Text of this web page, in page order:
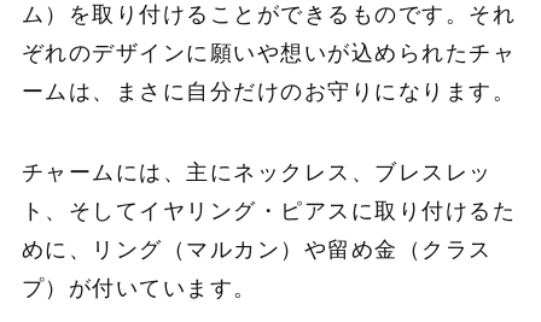
ム）を取り付けることができるものです。それ
ぞれのデザインに願いや想いが込められたチャ
ームは、まさに自分だけのお守りになります。
チャームには、主にネックレス、ブレスレッ
ト、そしてイヤリング・ピアスに取り付けるた
めに、リング（マルカン）や留め金（クラス
プ）が付いています。